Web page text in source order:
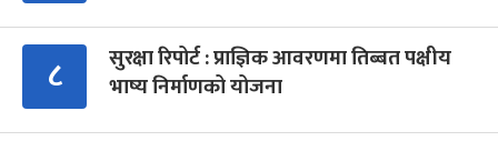
८
सुरक्षा रिपोर्ट : प्राज्ञिक आवरणमा तिब्बत पक्षीय
भाष्य निर्माणको योजना